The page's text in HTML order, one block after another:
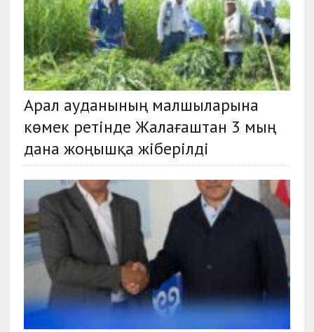
Арал ауданының малшыларына
көмек ретінде Жалағаштан 3 мың
дана жоңышқа жіберілді